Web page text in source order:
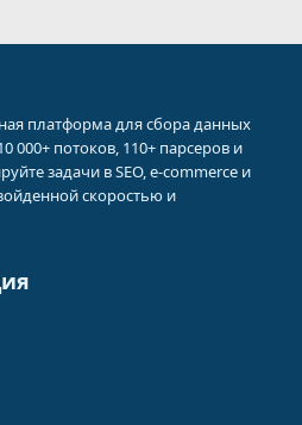
платформа для сбора данных
потоков, 110+ парсеров и
задачи в SEO, e-commerce и
скоростью и